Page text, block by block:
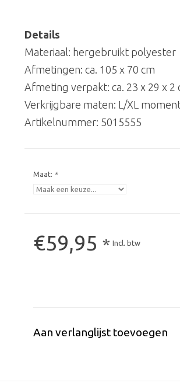
Details
Materiaal: hergebruikt polyester
Afmetingen: ca. 105 x 70 cm
Afmeting verpakt: ca. 23 x 29 x 2
Verkrijgbare maten: L/XL
Artikelnummer: 5015555
Maat: *
€59,95 * Incl. btw
Aan verlanglijst toevoegen